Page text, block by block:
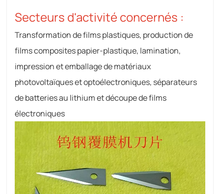
Secteurs d'activité concernés :
Transformation de films plastiques, production de
films composites papier-plastique, lamination,
impression et emballage de matériaux
photovoltaïques et optoélectroniques, séparateurs
de batteries au lithium et découpe de films
électroniques